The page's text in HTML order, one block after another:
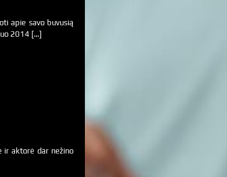
apie savo buvusią
2014 […]
ir aktorė dar nežino